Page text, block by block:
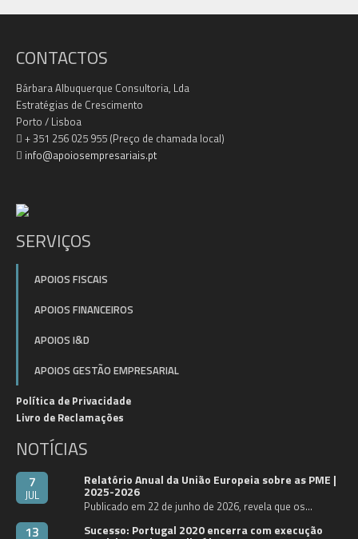
CONTACTOS
Bárbara Albuquerque Consultoria, Lda
Estratégias de Crescimento
Porto / Lisboa
+ 351 256 025 955 (Preço de chamada local)
info@apoiosempresariais.pt
SERVIÇOS
APOIOS FISCAIS
APOIOS FINANCEIROS
APOIOS I&D
APOIOS GESTÃO EMPRESARIAL
Política de Privacidade
Livro de Reclamações
NOTÍCIAS
7
JUL
Relatório Anual da União Europeia sobre as PME |
2025-2026
Publicado em 22 de junho de 2026, revela que os…
13 Sucesso: Portugal 2020 encerra com execução